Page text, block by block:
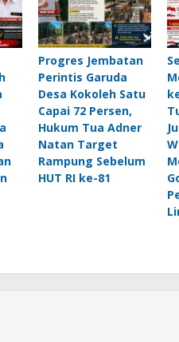
Progres Jembatan
Perintis Garuda
Desa Kokoleh Satu
Capai 72 Persen,
Hukum Tua Adner
Natan Target
Rampung Sebelum
HUT RI ke-81